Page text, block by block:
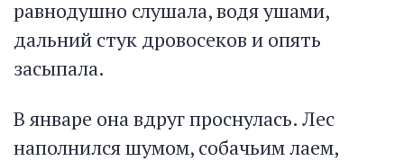
равнодушно слушала, водя ушами,
дальний стук дровосеков и опять
засыпала.
В январе она вдруг проснулась. Лес
наполнился шумом, собачьим лаем,